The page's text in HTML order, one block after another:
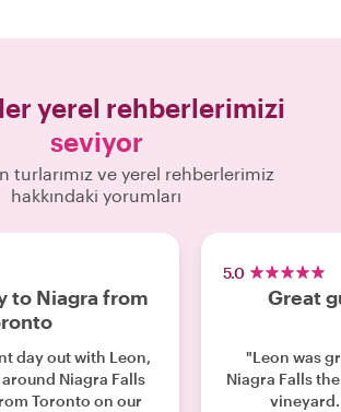
yerel rehberlerimizi
seviyor
turlarımız ve yerel rehberlerimiz
hakkındaki yorumları
to Niagra from
day out with Leon,
Niagra Falls
Toronto on our
5.0
Great
"Leon was
Niagra Falls